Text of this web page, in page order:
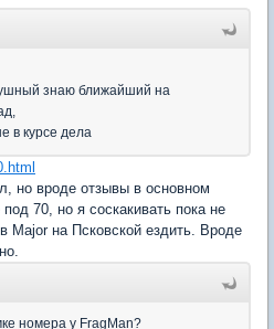
знаю ближайший на
в курсе дела
но вроде отзывы в основном
70, но я соскакивать пока не
Major на Псковской ездить. Вроде
номера у FragMan?